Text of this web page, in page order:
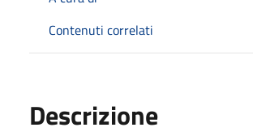
Contenuti correlati
Descrizione